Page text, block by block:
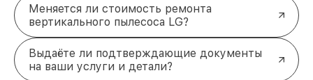
Меняется ли стоимость ремонта
вертикального пылесоса LG?
Выдаёте ли подтверждающие документы
на ваши услуги и детали?